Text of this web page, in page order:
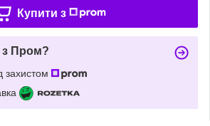
Купити з
з Пром?
захистом